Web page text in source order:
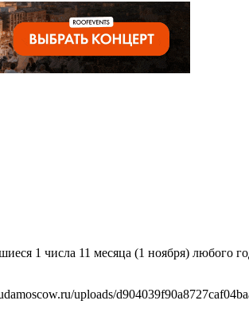
1 числа 11 месяца (1 ноября) любого
uploads/